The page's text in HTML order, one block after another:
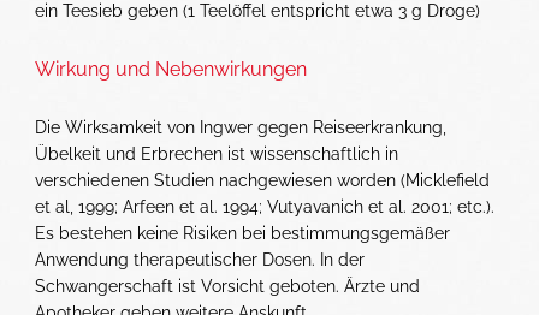
ein Teesieb geben (1 Teelöffel entspricht etwa 3 g Droge)
Wirkung und Nebenwirkungen
Die Wirksamkeit von Ingwer gegen Reiseerkrankung,
Übelkeit und Erbrechen ist wissenschaftlich in
verschiedenen Studien nachgewiesen worden (Micklefield
et al, 1999; Arfeen et al. 1994; Vutyavanich et al. 2001; etc.).
Es bestehen keine Risiken bei bestimmungsgemäßer
Anwendung therapeutischer Dosen. In der
Schwangerschaft ist Vorsicht geboten. Ärzte und